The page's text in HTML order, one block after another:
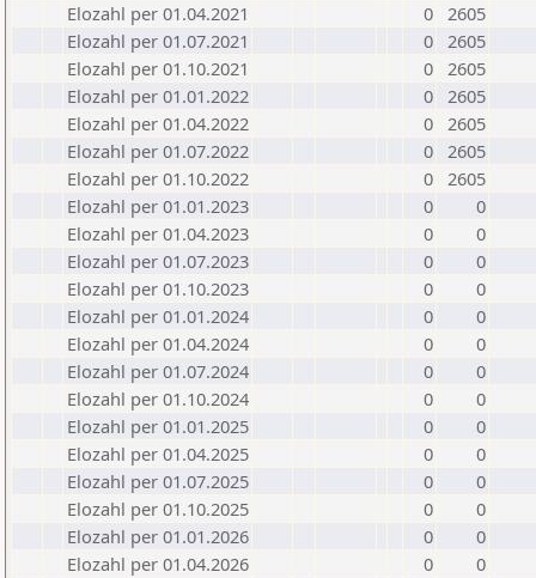
Elozahl per 01.04.2021
0 2605
Elozahl per 01.07.2021
0 2605
Elozahl per 01.10.2021
0 2605
Elozahl per 01.01.2022
0 2605
Elozahl per 01.04.2022
0 2605
Elozahl per 01.07.2022
0 2605
Elozahl per 01.10.2022
0 2605
Elozahl per 01.01.2023
0
0
Elozahl per 01.04.2023
0
0
Elozahl per 01.07.2023
0
0
Elozahl per 01.10.2023
0
0
Elozahl per 01.01.2024
0
0
Elozahl per 01.04.2024
0
0
Elozahl per 01.07.2024
0
0
Elozahl per 01.10.2024
0
0
Elozahl per 01.01.2025
0
0
Elozahl per 01.04.2025
0
0
Elozahl per 01.07.2025
0
0
Elozahl per 01.10.2025
0
0
Elozahl per 01.01.2026
0
0
Elozahl per 01.04.2026
0
0